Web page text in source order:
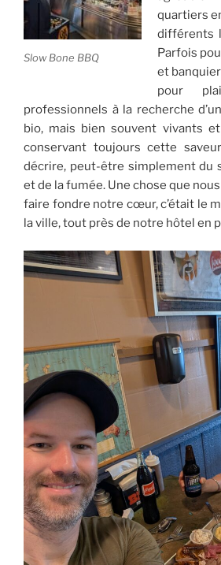
Slow Bone BBQ
quartiers
différents
Parfois
et
pour
professionnels à la recherche
bio, mais bien souvent vivants
conservant toujours cette
décrire, peut-être simplement du
et de la fumée. Une chose que
faire fondre notre cœur, c’était le
la ville, tout près de notre hôtel en